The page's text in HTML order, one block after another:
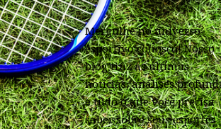
Mergulhe no universo
esportivo conosco! Nosso
blog traz as últimas
notícias, análises
e tudo o que você precisa
saber sobre seus esportes